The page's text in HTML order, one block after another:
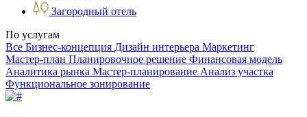
Загородный отель
По услугам
Все Бизнес-концепция Дизайн интерьера Маркетинг
Мастер‑план Планировочное решение Финансовая модель
Аналитика рынка Мастер-планирование Анализ участка
Функциональное зонирование